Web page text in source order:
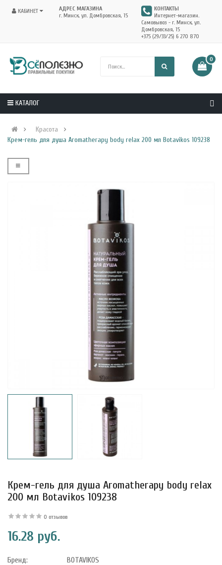
КАБИНЕТ
АДРЕС МАГАЗИНА
г. Минск, ул. Домбровская, 15
КОНТАКТЫ
Интернет-магазин.
Самовывоз - г. Минск, ул.
Домбровская, 15
+375 (29/33/25) 6 270 870
0
КАТАЛОГ
Красота
Крем-гель для душа Aromatherapy body relax 200 мл Botavikos 109238
Крем-гель для душа Aromatherapy body relax
200 мл Botavikos 109238
0 отзывов
16.28 руб.
Бренд:
BOTAVIKOS